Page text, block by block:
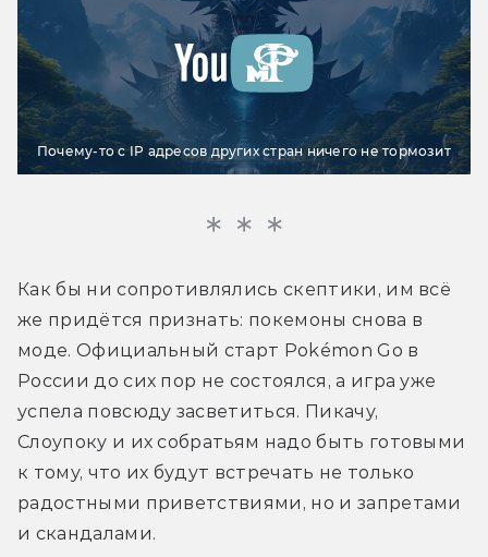
Почему-то с IP адресов других стран ничего не тормозит
Как бы ни сопротивлялись скептики, им всё
же придётся признать: покемоны снова в
моде. Официальный старт Pokémon Go в
России до сих пор не состоялся, а игра уже
успела повсюду засветиться. Пикачу,
Слоупоку и их собратьям надо быть готовыми
к тому, что их будут встречать не только
радостными приветствиями, но и запретами
и скандалами.